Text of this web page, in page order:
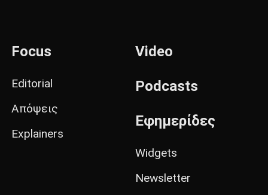
Focus
Editorial
Απόψεις
Explainers
Video
Podcasts
Εφημερίδες
Widgets
Newsletter